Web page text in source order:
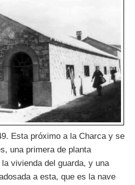
Esta próximo a la Charca y se
una primera de planta
vivienda del guarda, y una
a esta, que es la nave